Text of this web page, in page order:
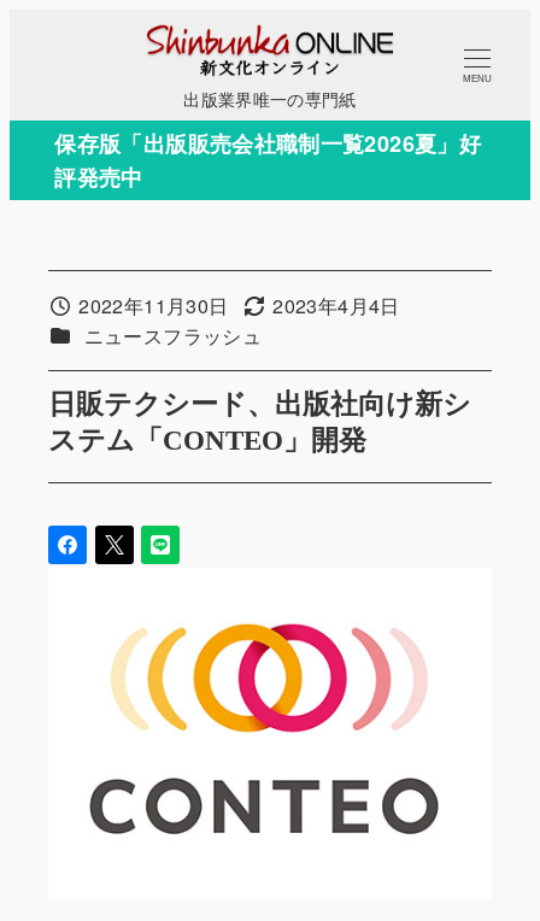
コ
テ
出版業界唯一の専門紙
MENU
保存版「出版販売会社職制一覧2026夏」好
評発売中
日販テクシード、出版社向け新シ
ステム「CONTEO」開発
投稿日2022年11月30日 更新日2023年4月4日
カテゴリー
ニュースフラッシュ